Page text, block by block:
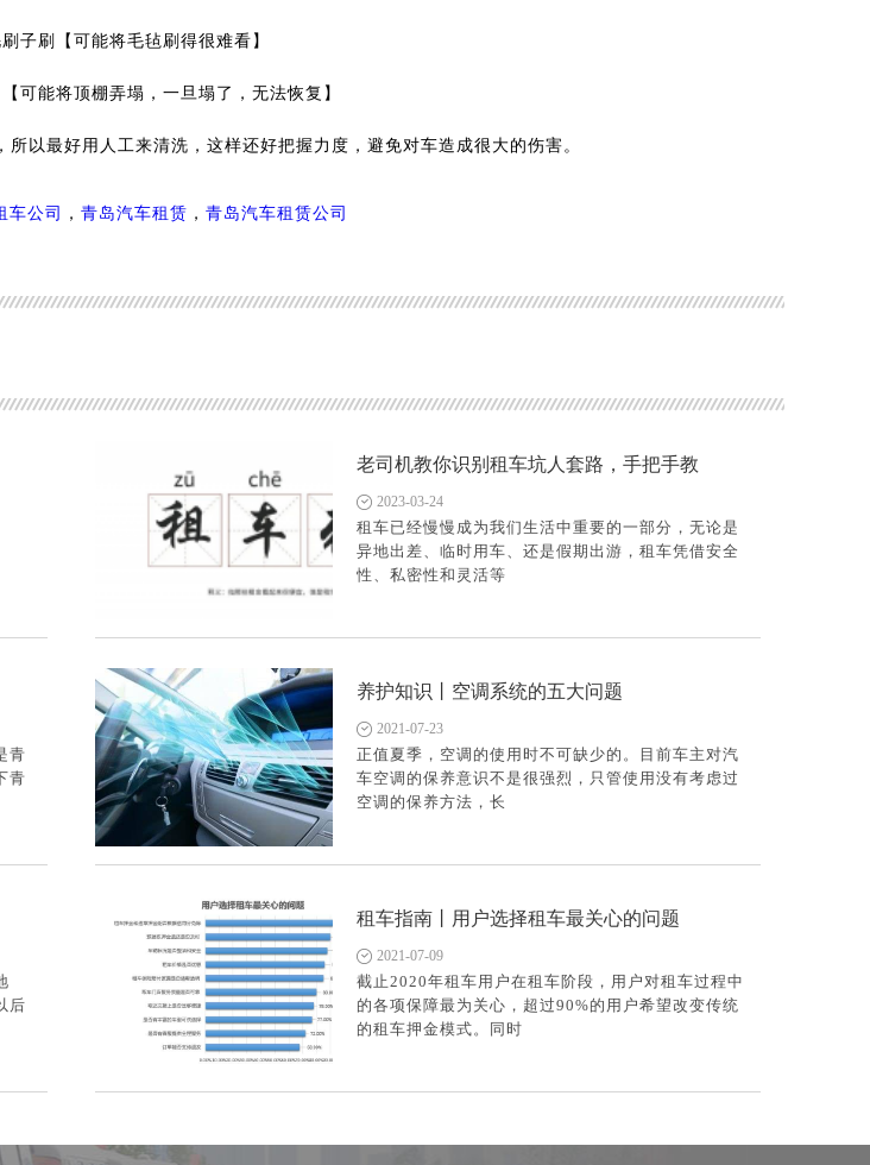
子刷【可能将毛毡刷得很难看】
可能将顶棚弄塌，一旦塌了，无法恢复】
以最好用人工来清洗，这样还好把握力度，避免对车造成很大的伤害。
车公司 ， 青岛汽车租赁 ， 青岛汽车租赁公司
老司机教你识别租车坑人套路，手把手教
2023-03-24
租车已经慢慢成为我们生活中重要的一部分，无论是
异地出差、临时用车、还是假期出游，租车凭借安全
性、私密性和灵活等
青
青
养护知识丨空调系统的五大问题
2021-07-23
正值夏季，空调的使用时不可缺少的。目前车主对汽
车空调的保养意识不是很强烈，只管使用没有考虑过
空调的保养方法，长
后
租车指南丨用户选择租车最关心的问题
2021-07-09
截止2020年租车用户在租车阶段，用户对租车过程中
的各项保障最为关心，超过90%的用户希望改变传统
的租车押金模式。同时